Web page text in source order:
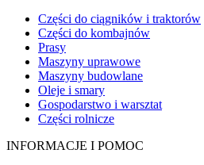
Części do ciągników i traktorów
Części do kombajnów
Prasy
Maszyny uprawowe
Maszyny budowlane
Oleje i smary
Gospodarstwo i warsztat
Części rolnicze
INFORMACJE I POMOC